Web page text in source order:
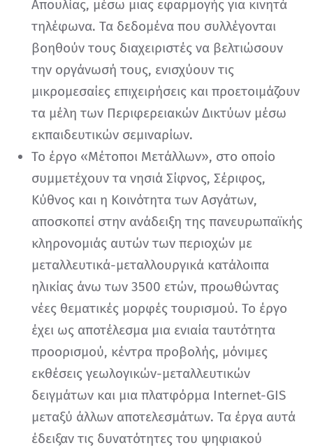
Απουλίας, μέσω μιας εφαρμογής για κινητά
τηλέφωνα. Τα δεδομένα που συλλέγονται
βοηθούν τους διαχειριστές να βελτιώσουν
την οργάνωσή τους, ενισχύουν τις
μικρομεσαίες επιχειρήσεις και προετοιμάζουν
τα μέλη των Περιφερειακών Δικτύων μέσω
εκπαιδευτικών σεμιναρίων.
Το έργο «Μέτοποι Μετάλλων», στο οποίο
συμμετέχουν τα νησιά Σίφνος, Σέριφος,
Κύθνος και η Κοινότητα των Ασγάτων,
αποσκοπεί στην ανάδειξη της πανευρωπαϊκής
κληρονομιάς αυτών των περιοχών με
μεταλλευτικά-μεταλλουργικά κατάλοιπα
ηλικίας άνω των 3500 ετών, προωθώντας
νέες θεματικές μορφές τουρισμού. Το έργο
έχει ως αποτέλεσμα μια ενιαία ταυτότητα
προορισμού, κέντρα προβολής, μόνιμες
εκθέσεις γεωλογικών-μεταλλευτικών
δειγμάτων και μια πλατφόρμα Internet-GIS
μεταξύ άλλων αποτελεσμάτων. Τα έργα αυτά
έδειξαν τις δυνατότητες του ψηφιακού